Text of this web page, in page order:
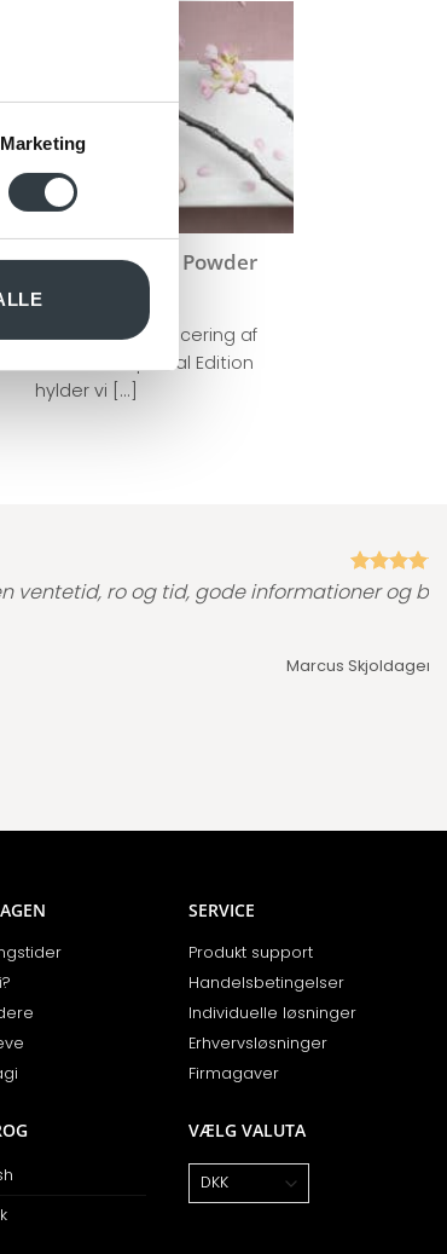
medier,
Marketing
Special Edition: Powder
Med vores lancering af
Powder Pink Special Edition
hylder vi [...]
ventetid, ro og tid, gode informationer og
Marcus Skjoldager,
SERVICE
Produkt support
Handelsbetingelser
Individuelle løsninger
Erhvervsløsninger
Firmagaver
VÆLG VALUTA